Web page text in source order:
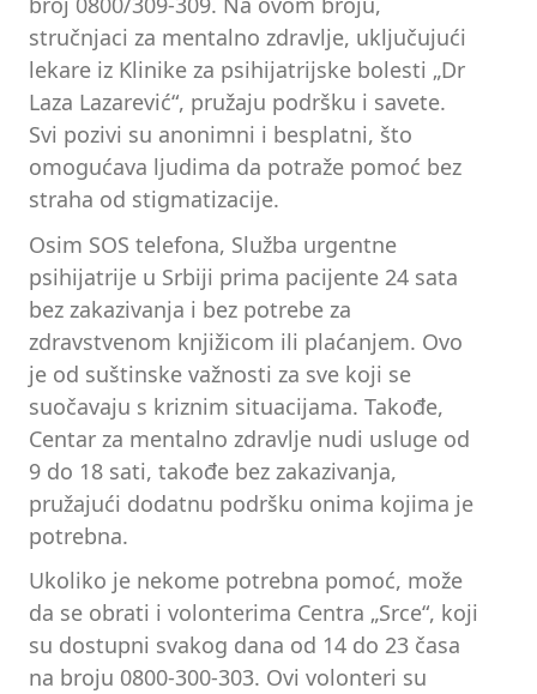
stručnjaci za mentalno zdravlje, uključujući
lekare iz Klinike za psihijatrijske bolesti „Dr
Laza Lazarević“, pružaju podršku i savete.
Svi pozivi su anonimni i besplatni, što
omogućava ljudima da potraže pomoć bez
straha od stigmatizacije.
Osim SOS telefona, Služba urgentne
psihijatrije u Srbiji prima pacijente 24 sata
bez zakazivanja i bez potrebe za
zdravstvenom knjižicom ili plaćanjem. Ovo
je od suštinske važnosti za sve koji se
suočavaju s kriznim situacijama. Takođe,
Centar za mentalno zdravlje nudi usluge od
9 do 18 sati, takođe bez zakazivanja,
pružajući dodatnu podršku onima kojima je
potrebna.
Ukoliko je nekome potrebna pomoć, može
da se obrati i volonterima Centra „Srce“, koji
su dostupni svakog dana od 14 do 23 časa
na broju 0800-300-303. Ovi volonteri su